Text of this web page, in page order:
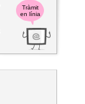
Tràmit
en línia